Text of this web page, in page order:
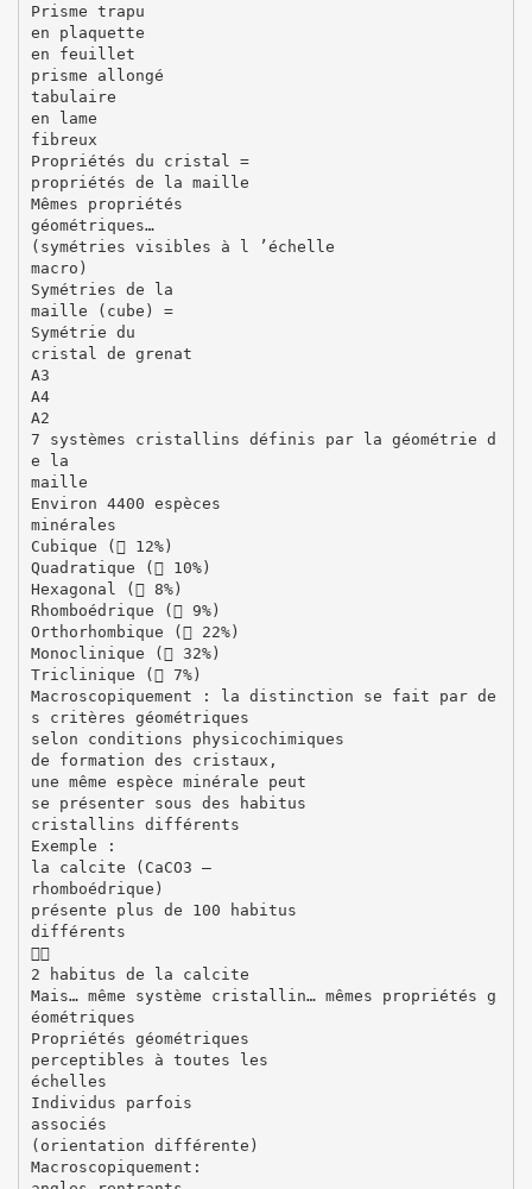
Prisme trapu
en plaquette
en feuillet
prisme allongé
tabulaire
en lame
fibreux
Propriétés du cristal =
propriétés de la maille
Mêmes propriétés
géométriques…
(symétries visibles à l ’échelle
macro)
Symétries de la
maille (cube) =
Symétrie du
cristal de grenat
A3
A4
A2
7 systèmes cristallins définis par la géométrie d
e la
maille
Environ 4400 espèces
minérales
Cubique ( 12%)
Quadratique ( 10%)
Hexagonal ( 8%)
Rhomboédrique ( 9%)
Orthorhombique ( 22%)
Monoclinique ( 32%)
Triclinique ( 7%)
Macroscopiquement : la distinction se fait par de
s critères géométriques
selon conditions physicochimiques
de formation des cristaux,
une même espèce minérale peut
se présenter sous des habitus
cristallins différents
Exemple :
la calcite (CaCO3 –
rhomboédrique)
présente plus de 100 habitus
différents

2 habitus de la calcite
Mais… même système cristallin… mêmes propriétés g
éométriques
Propriétés géométriques
perceptibles à toutes les
échelles
Individus parfois
associés
(orientation différente)
Macroscopiquement: